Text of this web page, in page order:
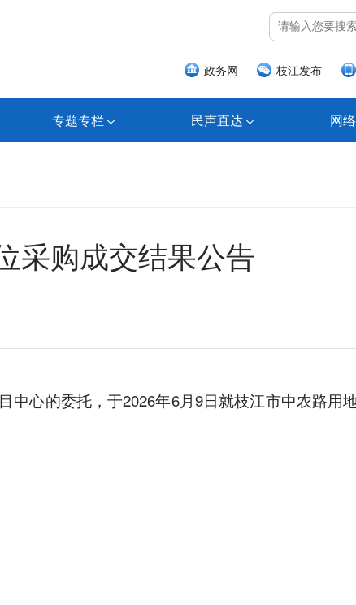
政务网 枝江发布
专题专栏 民声直达 网
采购成交结果公告
心的委托，于2026年6月9日就枝江市中农路用